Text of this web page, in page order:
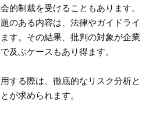
的制裁を受けることもあります。
のある内容は、法律やガイドライ
す。その結果、批判の対象が企業
及ぶケースもあり得ます。
する際は、徹底的なリスク分析と
が求められます。